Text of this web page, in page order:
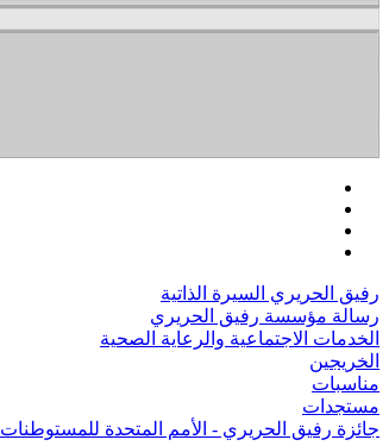
رفيق الحريري السيرة الذاتية
رسالة مؤسسة رفيق الحريري
الخدمات الاجتماعية والرعاية الصحية
الخريجين
مناسبات
مستجدات
جائزة رفيق الحريري - الأمم المتحدة للمستوطنات